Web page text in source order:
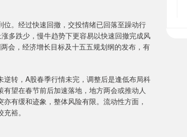
。经过快速回撤，交投情绪已回落至躁动行
多跌少，慢牛趋势下更容易以快速回撤完成风
会，经济增长目标及十五五规划纲的发布，有
转，A股春季行情未完，调整后是逢低布局科
望在春节前后加速落地，地方两会或推动人
有缓和迹象，整体风险有限。流动性方面，
裕。